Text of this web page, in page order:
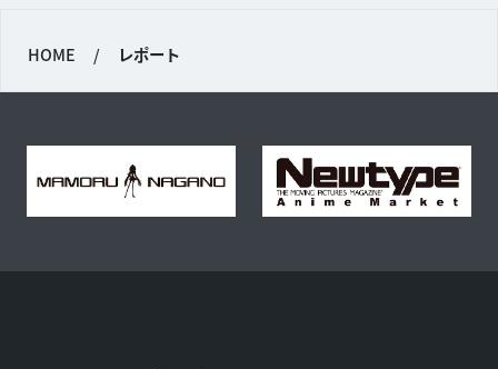
HOME / レポート